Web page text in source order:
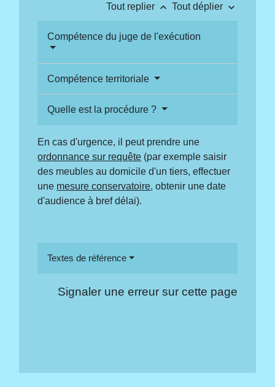
Tout replier keyboard_arrow_up Tout déplier keyboard_arrow_down
Compétence du juge de l'exécution
Compétence territoriale
Quelle est la procédure ?
En cas d'urgence, il peut prendre une
ordonnance sur requête (par exemple saisir
des meubles au domicile d'un tiers, effectuer
une mesure conservatoire, obtenir une date
d'audience à bref délai).
Textes de référence
Signaler une erreur sur cette page